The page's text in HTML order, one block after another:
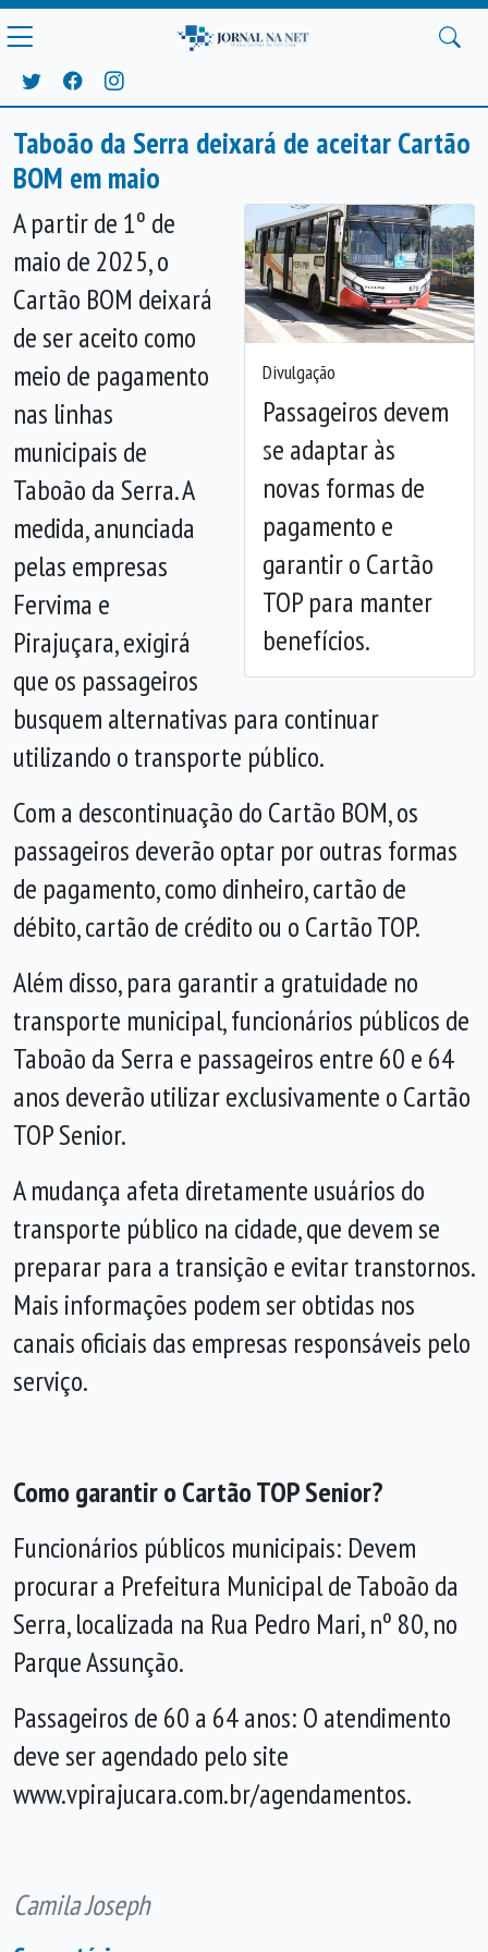
Taboão da Serra deixará de aceitar Cartão
BOM em maio
Divulgação
Passageiros devem
se adaptar às
novas formas de
pagamento e
garantir o Cartão
TOP para manter
benefícios.
Anterior
A partir de 1º de
maio de 2025, o
Cartão BOM deixará
de ser aceito como
meio de pagamento
nas linhas
municipais de
Taboão da Serra. A
medida, anunciada
pelas empresas
Fervima e
Pirajuçara, exigirá
que os passageiros
busquem alternativas para continuar
utilizando o transporte público.
Com a descontinuação do Cartão BOM, os
passageiros deverão optar por outras formas
de pagamento, como dinheiro, cartão de
débito, cartão de crédito ou o Cartão TOP.
Além disso, para garantir a gratuidade no
transporte municipal, funcionários públicos de
Taboão da Serra e passageiros entre 60 e 64
anos deverão utilizar exclusivamente o Cartão
TOP Senior.
A mudança afeta diretamente usuários do
transporte público na cidade, que devem se
preparar para a transição e evitar transtornos.
Mais informações podem ser obtidas nos
canais oficiais das empresas responsáveis pelo
serviço.
Como garantir o Cartão TOP Senior?
Funcionários públicos municipais: Devem
procurar a Prefeitura Municipal de Taboão da
Serra, localizada na Rua Pedro Mari, nº 80, no
Parque Assunção.
Passageiros de 60 a 64 anos: O atendimento
deve ser agendado pelo site
www.vpirajucara.com.br/agendamentos.
Camila Joseph